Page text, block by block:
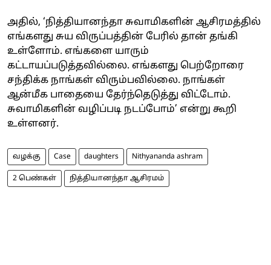
அதில், ‘நித்தியானந்தா சுவாமிகளின் ஆசிரமத்தில்
எங்களது சுய விருப்பத்தின் பேரில் தான் தங்கி
உள்ளோம். எங்களை யாரும்
கட்டாயப்படுத்தவில்லை. எங்களது பெற்றோரை
சந்திக்க நாங்கள் விரும்பவில்லை. நாங்கள்
ஆன்மீக பாதையை தேர்ந்தெடுத்து விட்டோம்.
சுவாமிகளின் வழிப்படி நடப்போம்’ என்று கூறி
உள்ளனர்.
வழக்கு Case daughters Nithyananda ashram
2 பெண்கள் நித்தியானந்தா ஆசிரமம்